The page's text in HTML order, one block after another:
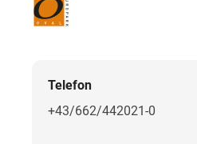
Telefon
+43/662/442021-0